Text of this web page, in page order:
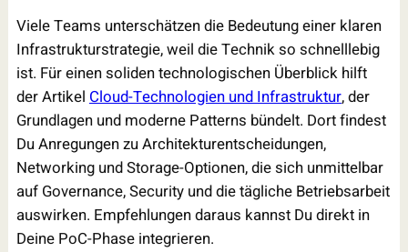
Viele Teams unterschätzen die Bedeutung einer klaren
Infrastrukturstrategie, weil die Technik so schnelllebig
ist. Für einen soliden technologischen Überblick hilft
der Artikel Cloud-Technologien und Infrastruktur, der
Grundlagen und moderne Patterns bündelt. Dort findest
Du Anregungen zu Architekturentscheidungen,
Networking und Storage-Optionen, die sich unmittelbar
auf Governance, Security und die tägliche Betriebsarbeit
auswirken. Empfehlungen daraus kannst Du direkt in
Deine PoC-Phase integrieren.